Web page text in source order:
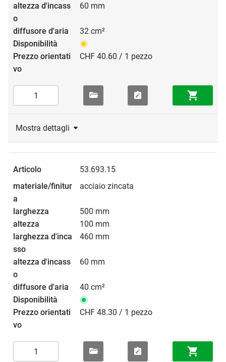
60 mm
32 cm²
CHF 40.60 / 1 pezzo
Mostra dettagli
53.693.15
acciaio zincata
500 mm
100 mm
460 mm
60 mm
40 cm²
CHF 48.30 / 1 pezzo